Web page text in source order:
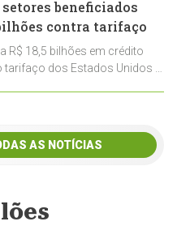
beneficiados
contra tarifaço
R$ 18,5 bilhões em crédito
dos Estados Unidos e
AS NOTÍCIAS